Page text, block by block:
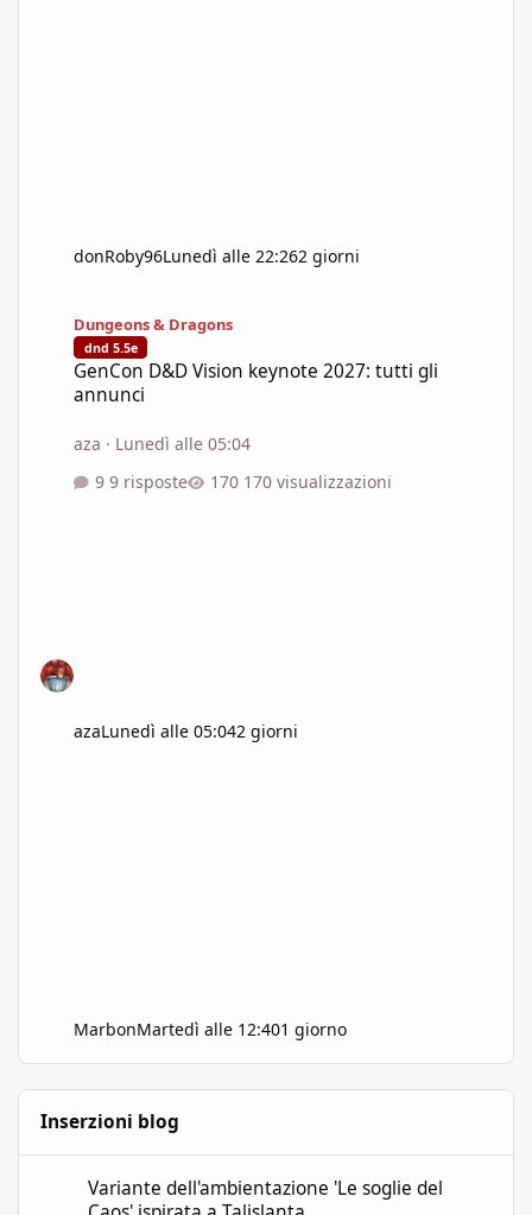
donRoby96Lunedì alle 22:262 giorni
Dungeons & Dragons
dnd 5.5e
GenCon D&D Vision keynote 2027: tutti gli
annunci
aza · Lunedì alle 05:04
9 risposte
170 visualizzazioni
azaLunedì alle 05:042 giorni
MarbonMartedì alle 12:401 giorno
Inserzioni blog
Variante dell'ambientazione 'Le soglie del